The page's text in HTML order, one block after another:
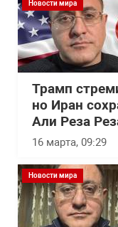
Новости мира
Трамп
но Иран
Али Реза
16 марта, 09:29
Новости мира